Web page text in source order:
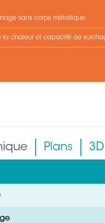
sans corps métallique
la chaleur et capacité de
Plans 3D